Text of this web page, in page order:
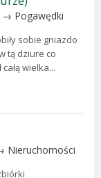
→ Pogawędki
sobie gniazdo
tą dziure co
wielka...
Nieruchomości